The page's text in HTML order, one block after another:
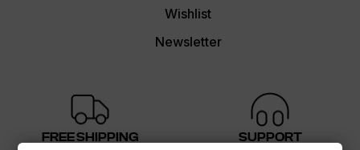
Wishlist
Newsletter
FREE SHIPPING SUPPORT